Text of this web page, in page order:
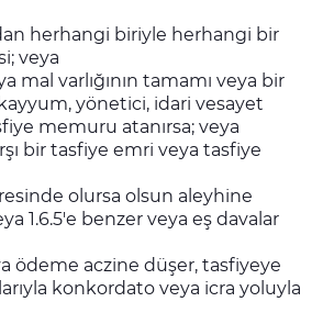
herhangi biriyle herhangi bir
veya
mal varlığının tamamı veya bir
yönetici, idari vesayet
memuru atanırsa; veya
bir tasfiye emri veya tasfiye
olursa olsun aleyhine
1.6.5'e benzer veya eş davalar
ödeme aczine düşer, tasfiyeye
konkordato veya icra yoluyla